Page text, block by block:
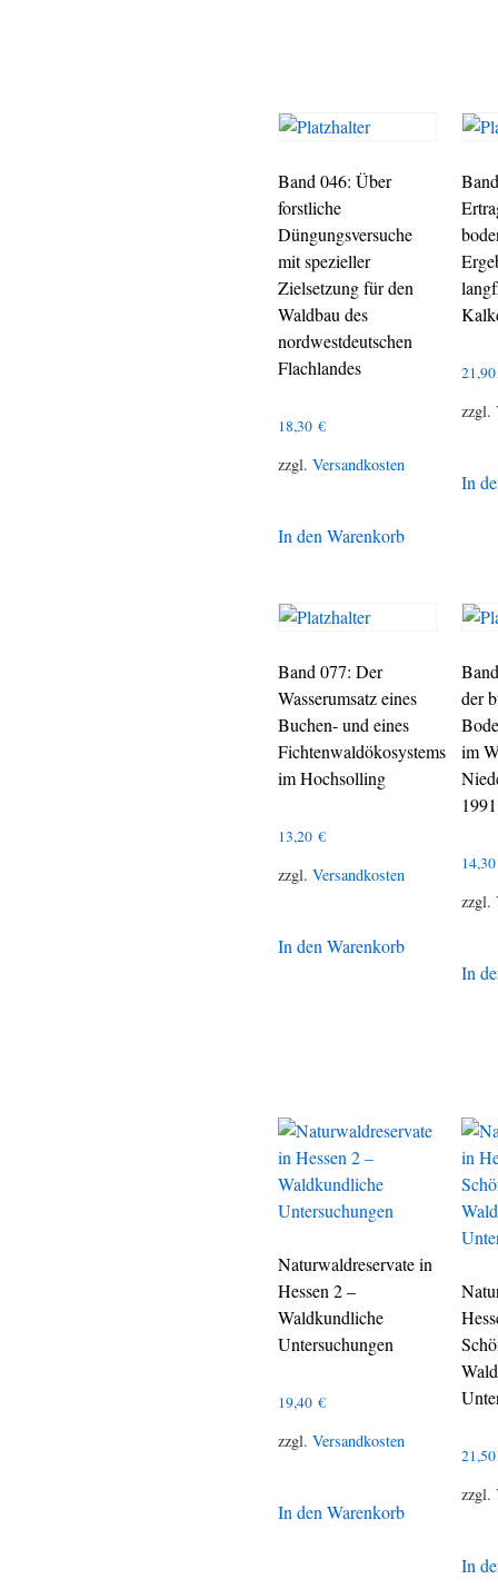
Band 046: Über
forstliche
Düngungsversuche
mit spezieller
Zielsetzung für den
Waldbau des
nordwestdeutschen
Flachlandes
18,30 €
zzgl. Versandkosten
In den Warenkorb
zzgl.
In
Band 077: Der
Wasserumsatz eines
Buchen- und eines
Fichtenwaldökosystems
im Hochsolling
13,20 €
zzgl. Versandkosten
In den Warenkorb
der
im
1991
zzgl.
In
Naturwaldreservate in
Hessen 2 –
Waldkundliche
Untersuchungen
19,40 €
zzgl. Versandkosten
In den Warenkorb
zzgl.
In